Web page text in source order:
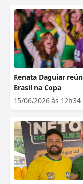
Renata Daguiar
Brasil na Copa
15/06/2026 às 12h34